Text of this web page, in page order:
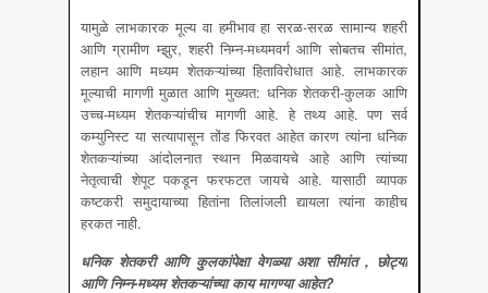
यामुळे लाभकारक मूल्य वा हमीभाव हा सरळ-सरळ सामान्य शहरी
आणि ग्रामीण म्झुर, शहरी निम्न-मध्यमवर्ग आणि सोबतच सीमांत,
लहान आणि मध्यम शेतकऱ्यांच्या हिताविरोधात आहे. लाभकारक
मूल्याची मागणी मुळात आणि मुख्यत: धनिक शेतकरी-कुलक आणि
उच्च-मध्यम शेतकऱ्यांचीच मागणी आहे. हे तथ्य आहे. पण सर्व
कम्युनिस्ट या सत्यापासून तोंड फिरवत आहेत कारण त्यांना धनिक
शेतकऱ्यांच्या आंदोलनात स्थान मिळवायचे आहे आणि त्यांच्या
नेतृत्वाची शेपूट पकडून फरफटत जायचे आहे. यासाठी व्यापक
कष्टकरी समुदायाच्या हितांना तिलांजली द्यायला त्यांना काहीच
हरकत नाही.
धनिक शेतकरी आणि कुलकांपेक्षा वेगळ्या अशा सीमांत, छोट्या
आणि निम्न-मध्यम शेतकऱ्यांच्या काय मागण्या आहेत?